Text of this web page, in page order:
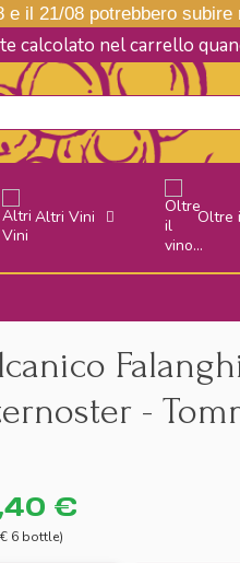
il 21/08 potrebbero
calcolato nel carrello
Altri Vini Oltre
-
€
6 bottle)